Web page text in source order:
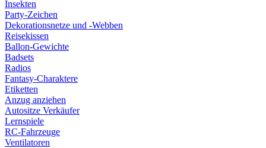
Insekten
Party-Zeichen
Dekorationsnetze und -Webben
Reisekissen
Ballon-Gewichte
Badsets
Radios
Fantasy-Charaktere
Etiketten
Anzug anziehen
Autositze Verkäufer
Lernspiele
RC-Fahrzeuge
Ventilatoren